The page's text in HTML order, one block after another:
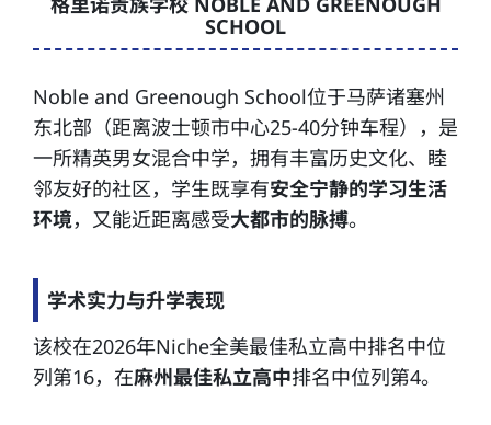
SCHOOL
Noble and Greenough School位于马萨诸塞州
东北部（距离波士顿市中心25-40分钟车程），是
一所精英男女混合中学，拥有丰富历史文化、睦
邻友好的社区，学生既享有安全宁静的学习生活
环境，又能近距离感受大都市的脉搏。
学术实力与升学表现
该校在2026年Niche全美最佳私立高中排名中位
列第16，在麻州最佳私立高中排名中位列第4。